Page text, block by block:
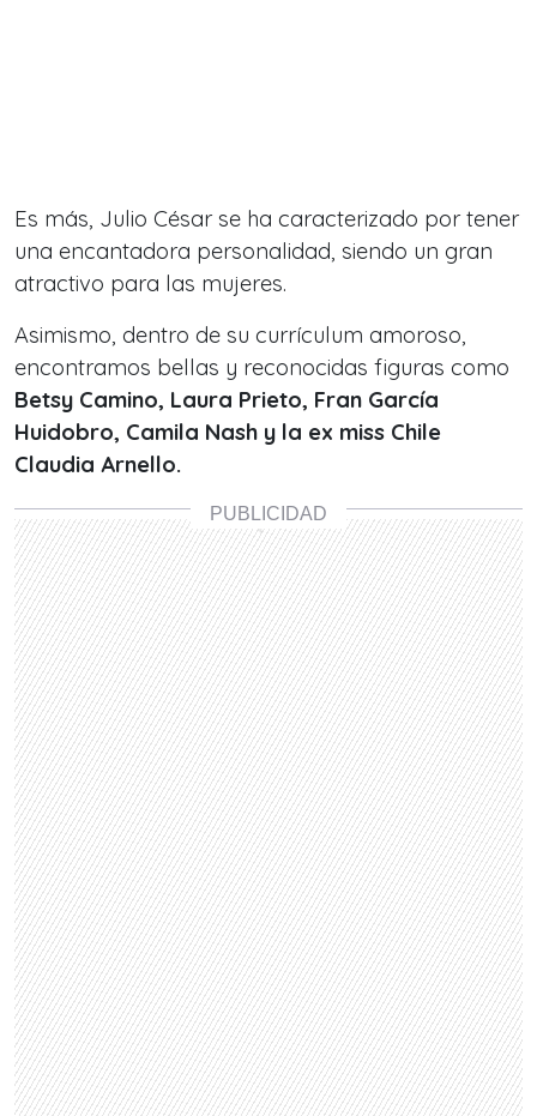
Es más, Julio César se ha caracterizado por tener
una encantadora personalidad, siendo un gran
atractivo para las mujeres.
Asimismo, dentro de su currículum amoroso,
encontramos bellas y reconocidas figuras como
Betsy Camino, Laura Prieto, Fran García
Huidobro, Camila Nash y la ex miss Chile
Claudia Arnello.